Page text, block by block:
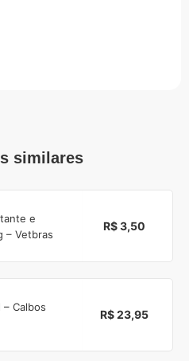
similares
e
– Vetbras
R$ 3,50
– Calbos
R$ 23,95